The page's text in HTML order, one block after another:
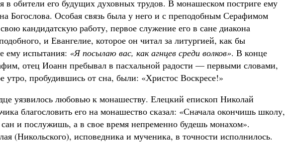
обители его будущих духовных трудов. В монашеском постриге ему
Богослова. Особая связь была у него и с преподобным Серафимом
кандидатскую работу, первое служение его в сане диакона
и Евангелие, которое он читал за литургией, как бы
ему испытания: «Я посылаю вас, как агнцев среди волков». В конце
отец Иоанн пребывал в пасхальной радости — первыми словами,
утро, пробудившись от сна, были: «Христос Воскресе!»
уязвилось любовью к монашеству. Елецкий епископ Николай
благословить его на монашество сказал: «Сначала окончишь школу,
и послужишь, а в свое время непременно будешь монахом».
(Никольского), исповедника и мученика, в точности исполнилось.